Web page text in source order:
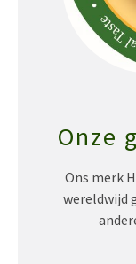
Onze
Ons merk
wereldwijd